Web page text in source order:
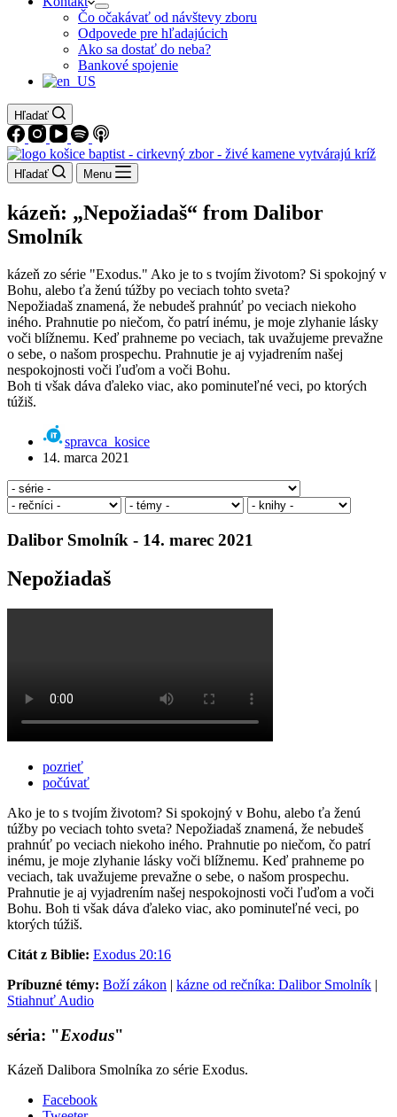
Čo očakávať od návštevy zboru
Odpovede pre hľadajúcich
Ako sa dostať do neba?
Bankové spojenie
Hľadať
Hľadať Menu
kázeň: „Nepožiadaš“ from Dalibor
Smolník
kázeň zo série "Exodus." Ako je to s tvojím životom? Si spokojný v
Bohu, alebo ťa ženú túžby po veciach tohto sveta?
Nepožiadaš znamená, že nebudeš prahnúť po veciach niekoho
iného. Prahnutie po niečom, čo patrí inému, je moje zlyhanie lásky
voči blížnemu. Keď prahneme po veciach, tak uvažujeme prevažne
o sebe, o našom prospechu. Prahnutie je aj vyjadrením našej
nespokojnosti voči ľuďom a voči Bohu.
Boh ti však dáva ďaleko viac, ako pominuteľné veci, po ktorých
túžiš.
spravca_kosice
14. marca 2021
Dalibor Smolník - 14. marec 2021
Nepožiadaš
pozrieť
počúvať
Ako je to s tvojím životom? Si spokojný v Bohu, alebo ťa ženú
túžby po veciach tohto sveta? Nepožiadaš znamená, že nebudeš
prahnúť po veciach niekoho iného. Prahnutie po niečom, čo patrí
inému, je moje zlyhanie lásky voči blížnemu. Keď prahneme po
veciach, tak uvažujeme prevažne o sebe, o našom prospechu.
Prahnutie je aj vyjadrením našej nespokojnosti voči ľuďom a voči
Bohu. Boh ti však dáva ďaleko viac, ako pominuteľné veci, po
ktorých túžiš.
Citát z Biblie: Exodus 20:16
Príbuzné témy: Boží zákon | kázne od rečníka: Dalibor Smolník |
Stiahnuť Audio
séria: "Exodus"
Kázeň Dalibora Smolníka zo série Exodus.
Facebook